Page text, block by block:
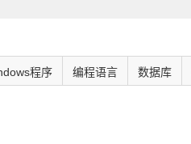
程序 编程语言 数据库